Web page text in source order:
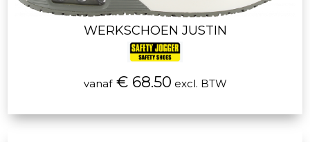
WERKSCHOEN JUSTIN
vanaf€ 68.50 excl. BTW